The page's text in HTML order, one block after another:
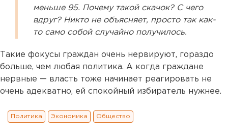
меньше 95. Почему такой скачок? С чего
вдруг? Никто не объясняет, просто так как-
то само собой случайно получилось.
Такие фокусы граждан очень нервируют, гораздо
больше, чем любая политика. А когда граждане
нервные — власть тоже начинает реагировать не
очень адекватно, ей спокойный избиратель нужнее.
Политика Экономика Общество